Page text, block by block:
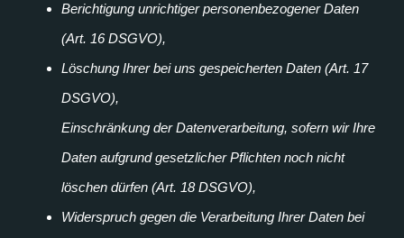
Berichtigung unrichtiger personenbezogener Daten
(Art. 16 DSGVO),
Löschung Ihrer bei uns gespeicherten Daten (Art. 17
DSGVO),
Einschränkung der Datenverarbeitung, sofern wir Ihre
Daten aufgrund gesetzlicher Pflichten noch nicht
löschen dürfen (Art. 18 DSGVO),
Widerspruch gegen die Verarbeitung Ihrer Daten bei